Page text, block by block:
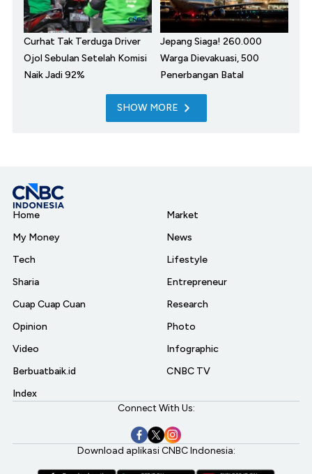
Curhat Tak Terduga Driver
Ojol Sebulan Setelah Komisi
Naik Jadi 92%
Jepang Siaga! 260.000
Warga Dievakuasi, 500
Penerbangan Batal
SHOW MORE
Home
My Money
Tech
Sharia
Cuap Cuap Cuan
Opinion
Video
Berbuatbaik.id
Index
Market
News
Lifestyle
Entrepreneur
Research
Photo
Infographic
CNBC TV
Connect With Us:
Download aplikasi CNBC Indonesia: